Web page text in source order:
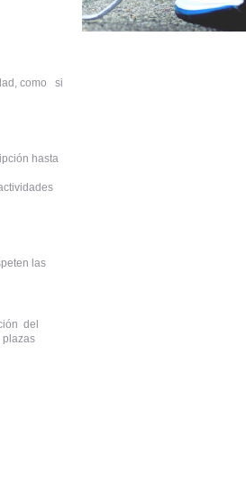
como si
hasta
las
del
plazas